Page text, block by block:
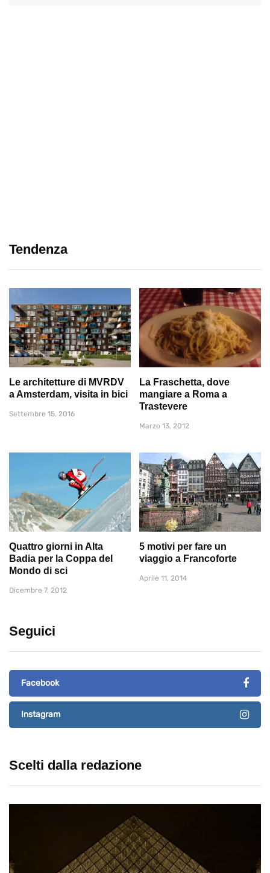
Tendenza
Le architetture di MVRDV
a Amsterdam, visita in bici
Settembre 15, 2016
La Fraschetta, dove
mangiare a Roma a
Trastevere
Marzo 13, 2012
Quattro giorni in Alta
Badia per la Coppa del
Mondo di sci
Dicembre 7, 2012
5 motivi per fare un
viaggio a Francoforte
Aprile 11, 2014
Seguici
Facebook
Instagram
Scelti dalla redazione